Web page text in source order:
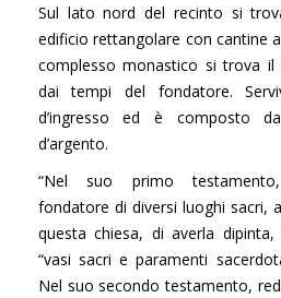
Sul lato nord del recinto si
edificio rettangolare con cantine
complesso monastico si trova il
dai tempi del fondatore.
d’ingresso ed è composto
d’argento.
“Nel suo primo
fondatore di diversi luoghi sacri,
questa chiesa, di averla
“vasi sacri e paramenti
Nel suo secondo testamento,